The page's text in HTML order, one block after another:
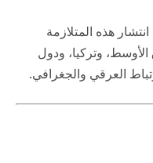
هذه المتلازمة
وتركيا، ودول
العرقي والجغرافي.